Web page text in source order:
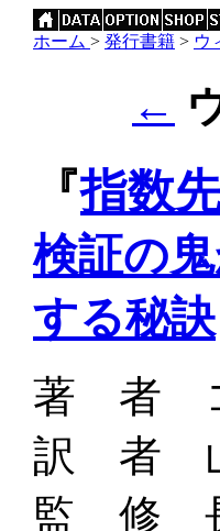
ホーム > 発行書籍 > ウ
←
『指数
検証の
する秘訣
著 者
訳 者
監 修